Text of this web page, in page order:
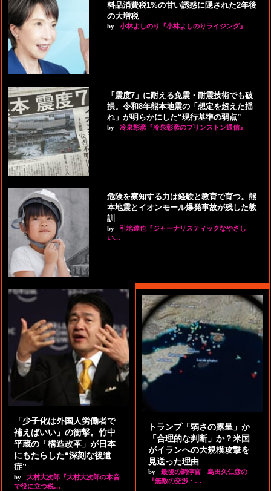
料品消費税1%の甘い誘惑に隠された2年後
の大増税
by 小林よしのり『小林よしのりライジング』
「震度7」に耐える免震・耐震技術でも破
損。令和8年熊本地震の「想定を超えた揺
れ」が明らかにした“現行基準の弱点”
by 冷泉彰彦『冷泉彰彦のプリンストン通信』
危険を察知する力は経験と教育で育つ。熊
本地震とイオンモール爆発事故が残した教
訓
by
引地達也『ジャーナリスティックなやさし
い…
「少子化は外国人労働者で
補えばいい」の衝撃。竹中
平蔵の「構造改革」が日本
にもたらした“深刻な後遺
症”
by
大村大次郎『大村大次郎の本音
で役に立つ税…
トランプ「弱さの露呈」か
「合理的な判断」か？米国
がイランへの大規模攻撃を
見送った理由
by
最後の調停官 島田久仁彦の
『無敵の交渉・…